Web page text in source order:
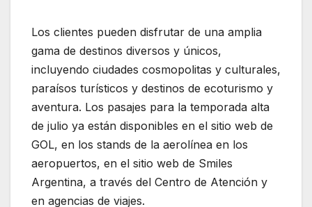
Los clientes pueden disfrutar de una amplia
gama de destinos diversos y únicos,
incluyendo ciudades cosmopolitas y culturales,
paraísos turísticos y destinos de ecoturismo y
aventura. Los pasajes para la temporada alta
de julio ya están disponibles en el sitio web de
GOL, en los stands de la aerolínea en los
aeropuertos, en el sitio web de Smiles
Argentina, a través del Centro de Atención y
en agencias de viajes.